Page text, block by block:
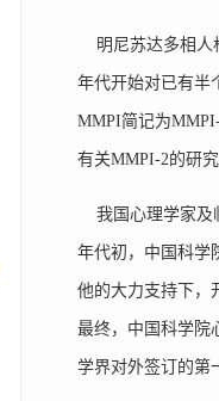
明尼苏达多相人
年代开始对已有半
MMPI简记为
有关MMPI-2的研
我国心理学家及
年代初，中国科学
他的大力支持下，
最终，中国科学院
学界对外签订的第